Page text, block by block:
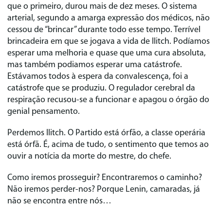
que o primeiro, durou mais de dez meses. O sistema
arterial, segundo a amarga expressão dos médicos, não
cessou de “brincar” durante todo esse tempo. Terrível
brincadeira em que se jogava a vida de Ilitch. Podíamos
esperar uma melhoria e quase que uma cura absoluta,
mas também podiamos esperar uma catástrofe.
Estávamos todos à espera da convalescença, foi a
catástrofe que se produziu. O regulador cerebral da
respiração recusou-se a funcionar e apagou o órgão do
genial pensamento.
Perdemos Ilitch. O Partido está órfão, a classe operária
está órfã. É, acima de tudo, o sentimento que temos ao
ouvir a notícia da morte do mestre, do chefe.
Como iremos prosseguir? Encontraremos o caminho?
Não iremos perder-nos? Porque Lenin, camaradas, já
não se encontra entre nós…